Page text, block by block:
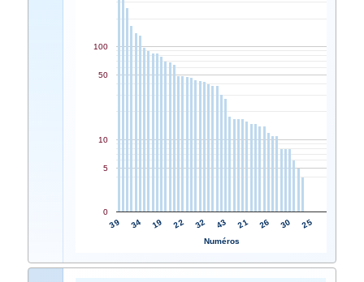
39 34 19 22 32 43 21 26 30 25
0
5
10
50
100
Numéros